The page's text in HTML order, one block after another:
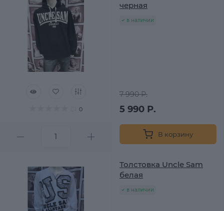
0
черная
в наличии
7 990 Р.
5 990 Р.
В корзину
Толстовка Uncle Sam
белая
в наличии